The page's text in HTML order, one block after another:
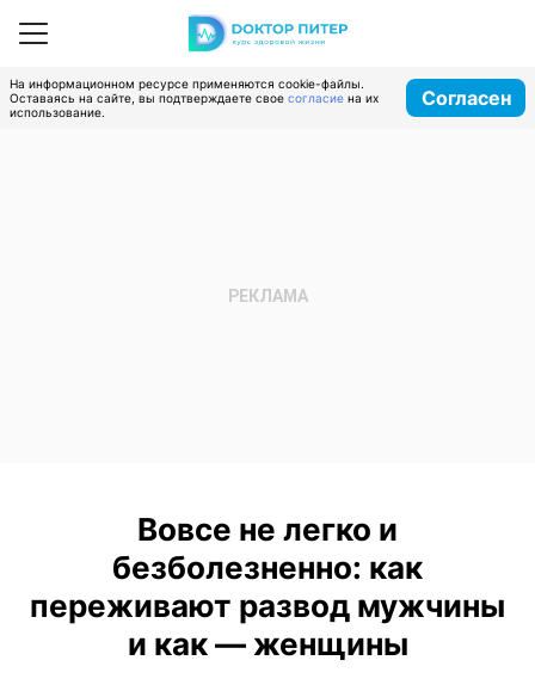
На информационном ресурсе применяются cookie-файлы.
Оставаясь на сайте, вы подтверждаете свое согласие на их
использование.
Согласен
Вовсе не легко и
безболезненно: как
переживают развод мужчины
и как — женщины